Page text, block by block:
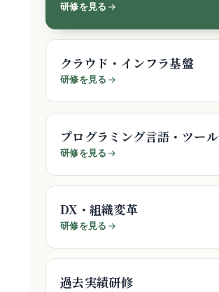
研修を見る
クラウド・インフラ基盤
研修を見る
プログラミング言語・ツール
研修を見る
DX・組織変革
研修を見る
過去実績研修